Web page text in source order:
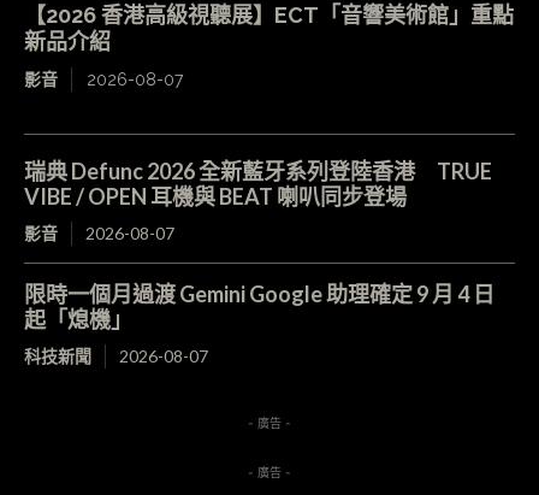
【2026 香港高級視聽展】ECT「音響美術館」重點
新品介紹
影音 2026-08-07
瑞典 Defunc 2026 全新藍牙系列登陸香港 TRUE
VIBE / OPEN 耳機與 BEAT 喇叭同步登場
影音 2026-08-07
限時一個月過渡 Gemini Google 助理確定 9 月 4 日
起「熄機」
科技新聞 2026-08-07
- 廣告 -
- 廣告 -